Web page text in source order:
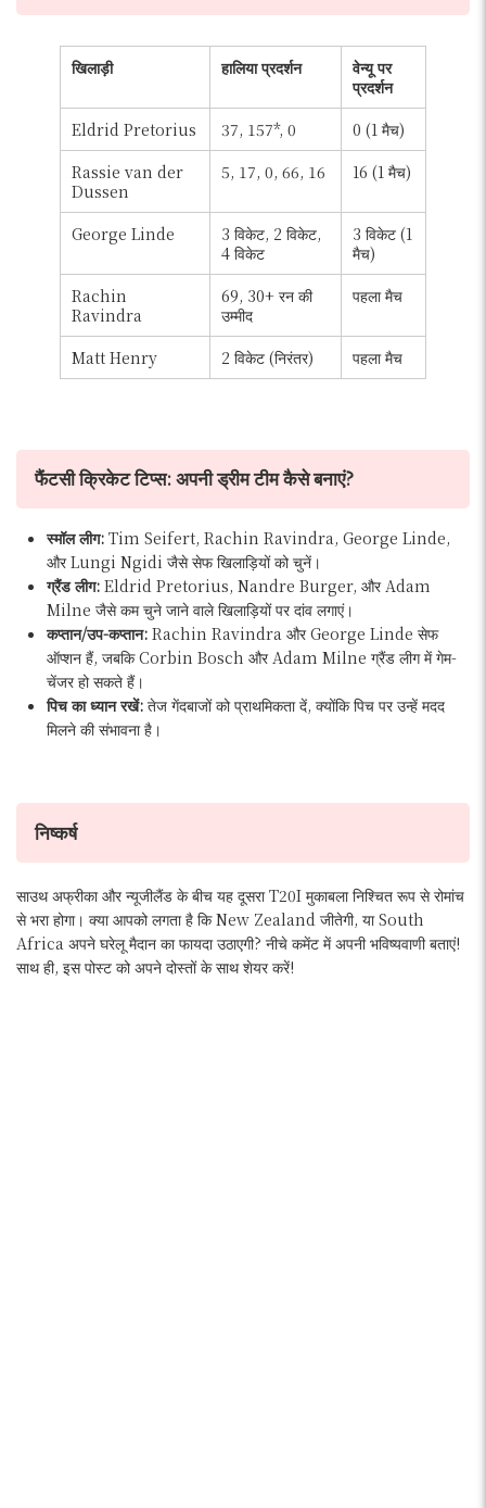
खिलाड़ी हालिया प्रदर्शन
वेन्यू पर
प्रदर्शन
Eldrid Pretorius
37, 157*, 0
0 (1 मैच)
Rassie van der
Dussen
5, 17, 0, 66, 16 16 (1 मैच)
George Linde
3 विकेट, 2 विकेट,
4 विकेट
3 विकेट (1
मैच)
Rachin
Ravindra
69, 30+ रन की
उम्मीद
पहला मैच
Matt Henry 2 विकेट (निरंतर) पहला मैच
फैंटसी क्रिकेट टिप्स: अपनी ड्रीम टीम कैसे बनाएं?
स्मॉल लीग: Tim Seifert, Rachin Ravindra, George Linde,
और Lungi Ngidi जैसे सेफ खिलाड़ियों को चुनें।
ग्रैंड लीग: Eldrid Pretorius, Nandre Burger, और Adam
Milne जैसे कम चुने जाने वाले खिलाड़ियों पर दांव लगाएं।
कप्तान/उप-कप्तान: Rachin Ravindra और George Linde सेफ
ऑप्शन हैं, जबकि Corbin Bosch और Adam Milne ग्रैंड लीग में गेम-
चेंजर हो सकते हैं।
पिच का ध्यान रखें: तेज गेंदबाजों को प्राथमिकता दें, क्योंकि पिच पर उन्हें मदद
मिलने की संभावना है।
निष्कर्ष
साउथ अफ्रीका और न्यूजीलैंड के बीच यह दूसरा T20I मुकाबला निश्चित रूप से रोमांच
से भरा होगा। क्या आपको लगता है कि New Zealand जीतेगी, या South
Africa अपने घरेलू मैदान का फायदा उठाएगी? नीचे कमेंट में अपनी भविष्यवाणी बताएं!
साथ ही, इस पोस्ट को अपने दोस्तों के साथ शेयर करें!